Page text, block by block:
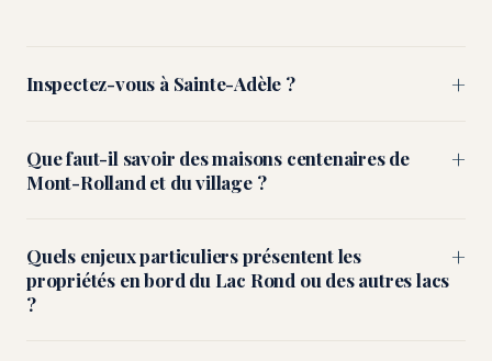
Inspectez-vous à Sainte-Adèle ? +
Que faut-il savoir des maisons centenaires de
Mont-Rolland et du village ?
+
Quels enjeux particuliers présentent les
propriétés en bord du Lac Rond ou des autres lacs
?
+